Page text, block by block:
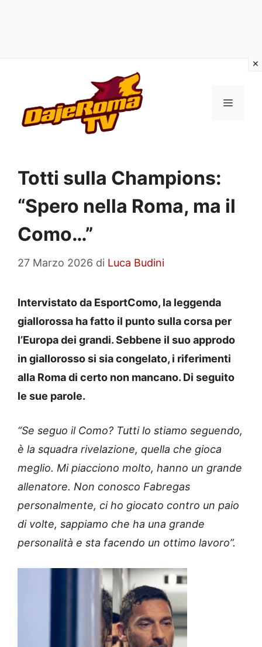
contenuto
MENU
Totti sulla Champions:
“Spero nella Roma, ma il
Como…”
27 Marzo 2026 di Luca Budini
Intervistato da EsportComo, la leggenda
giallorossa ha fatto il punto sulla corsa per
l’Europa dei grandi. Sebbene il suo approdo
in giallorosso si sia congelato, i riferimenti
alla Roma di certo non mancano. Di seguito
le sue parole.
“Se seguo il Como? Tutti lo stiamo seguendo,
è la squadra rivelazione, quella che gioca
meglio. Mi piacciono molto, hanno un grande
allenatore. Non conosco Fabregas
personalmente, ci ho giocato contro un paio
di volte, sappiamo che ha una grande
personalità e sta facendo un ottimo lavoro”.